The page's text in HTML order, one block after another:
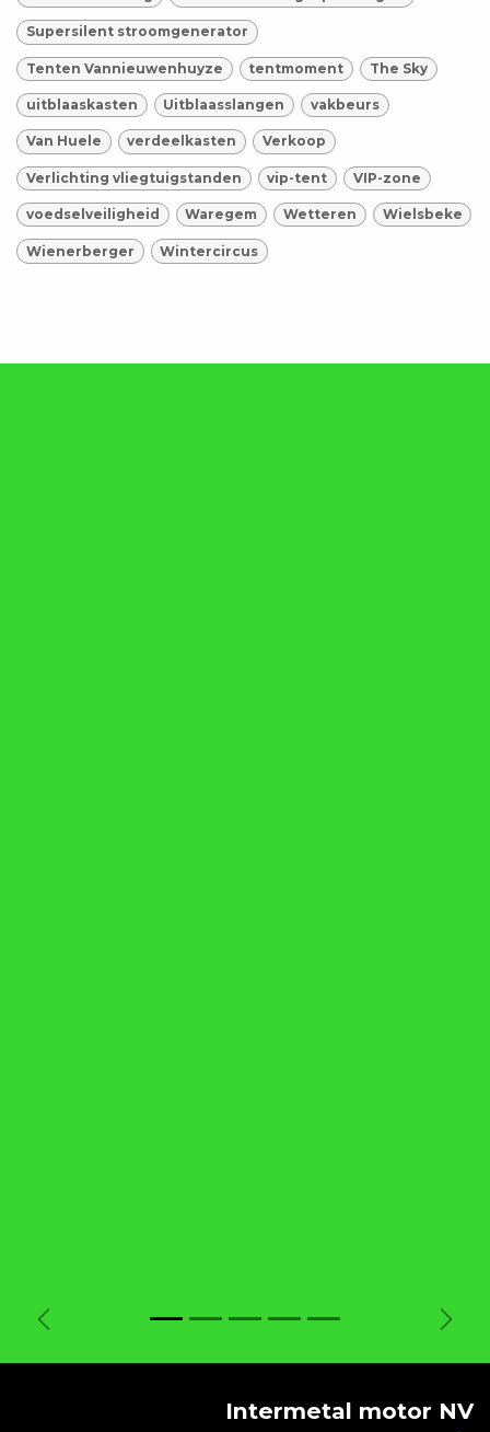
Supersilent stroomgenerator
Tenten Vannieuwenhuyze tentmoment The Sky
uitblaaskasten Uitblaasslangen vakbeurs
Van Huele verdeelkasten Verkoop
Verlichting vliegtuigstanden vip-tent VIP-zone
voedselveiligheid Waregem Wetteren Wielsbeke
Wienerberger Wintercircus
Vorige
Intermetal motor NV